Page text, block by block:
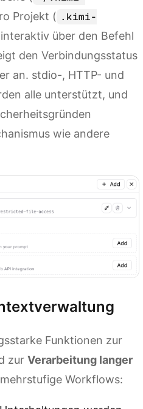
Projekt ( .kimi-
über den Befehl
den Verbindungsstatus
an. stdio-, HTTP- und
alle unterstützt, und
wie andere
Funktionen zur
zur Verarbeitung langer
Workflows: